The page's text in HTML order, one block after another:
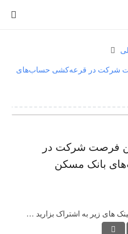
شرکت در قرعه‌کشی حساب‌های
فرصت شرکت در
بانک مسکن
های زیر به اشتراک بزارید …